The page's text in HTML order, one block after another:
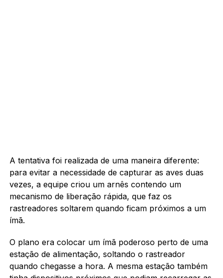
A tentativa foi realizada de uma maneira diferente:
para evitar a necessidade de capturar as aves duas
vezes, a equipe criou um arnês contendo um
mecanismo de liberação rápida, que faz os
rastreadores soltarem quando ficam próximos a um
ímã.
O plano era colocar um ímã poderoso perto de uma
estação de alimentação, soltando o rastreador
quando chegasse a hora. A mesma estação também